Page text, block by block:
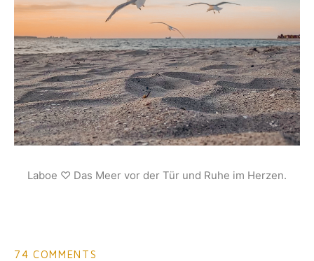
Laboe ♡ Das Meer vor der Tür und Ruhe im Herzen.
74 COMMENTS